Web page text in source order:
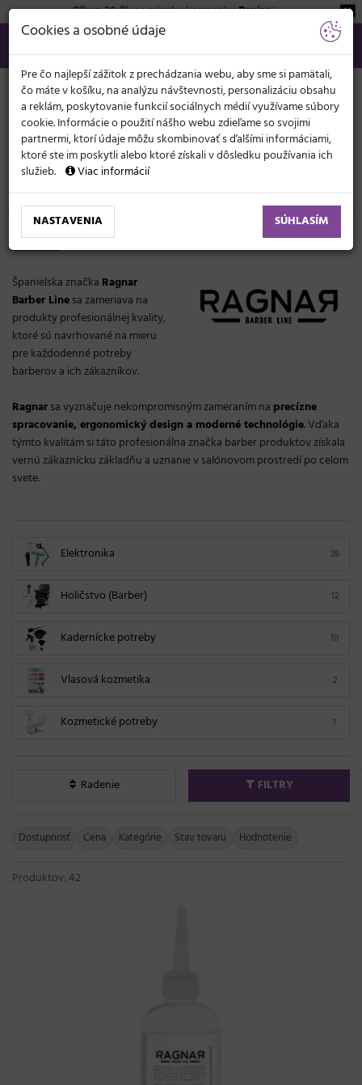
Zľava 20 %na pánsku kozmetikuBeviro!
02/21 201 099
info@svetkadernictva.sk
Po−pia: 8−17
Všetko o nákupe €
KATEGÓRIE
MENU
Značky Ragnar
Ragnar
Španielska značka Ragnar
Barber Linesa zameriava na
produkty profesionálnej kvality,
ktoré sú navrhované na mieru
pre každodenné potreby
barberov a ich zákazníkov.
Ragnarsa vyznačuje nekompromisným zameraním na precízne
spracovanie, ergonomický design a moderné technológie. Vďaka
týmto kvalitám si táto profesionálna značka barber produktov získala
vernú zákaznícku základňu a uznanie v salónovom prostredí po celom
svete.
28
Elektronika
12
Holičstvo (Barber)
10
Kadernícke potreby
2
Vlasová kozmetika
1
Kozmetické potreby
Radenie FILTRY
Dostupnosť Cena Kategórie Stav tovaru Hodnotenie
Produktov: 42
Cookies a osobné údaje
Pre čo najlepší zážitok z prechádzania webu, aby sme si pamätali,
čo máte v košíku, na analýzu návštevnosti, personalizáciu obsahu
a reklám, poskytovanie funkcií sociálnych médií využívame súbory
cookie. Informácie o použití nášho webu zdieľame so svojimi
partnermi, ktorí údaje môžu skombinovať s ďalšími informáciami,
ktoré ste im poskytli alebo ktoré získali v dôsledku používania ich
služieb.
Viac informácií
NASTAVENIA SÚHLASÍM